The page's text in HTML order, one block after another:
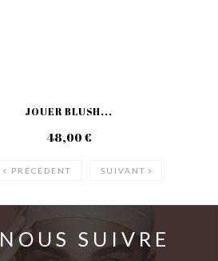
JOUER BLUSH...
48,00 €
PRÉCÉDENT SUIVANT
NOUS SUIVRE